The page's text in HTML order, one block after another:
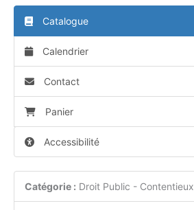
Catalogue
Calendrier
Contact
Panier
Accessibilité
Catégorie : Droit Public - Contentieux